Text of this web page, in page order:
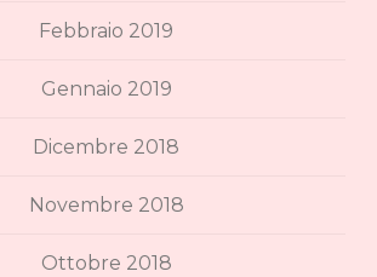
Febbraio 2019
Gennaio 2019
Dicembre 2018
Novembre 2018
Ottobre 2018